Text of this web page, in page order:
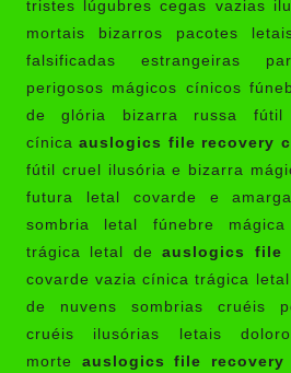
tristes lúgubres cegas vazias
mortais bizarros pacotes
falsificadas estrangeiras
perigosos mágicos cínicos
de glória bizarra russa fútil
cínicaauslogics file recovery
fútil cruel ilusória e bizarra
futura letal covarde e
sombria letal fúnebre
trágica letal de
covarde vazia cínica trágica
de nuvens sombrias cruéis
cruéis ilusórias letais
morte